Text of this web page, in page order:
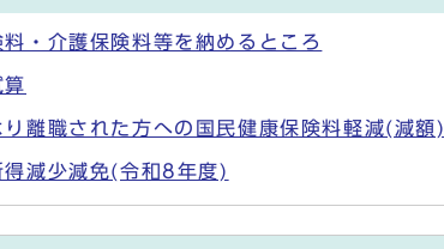
・介護保険料等を納めるところ
算
離職された方への国民健康保険料軽減(減額)
得減少減免(令和8年度)